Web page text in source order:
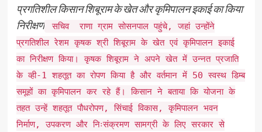
प्रगतिशील किसान शिबूराम के खेत और कृमिपालन इकाई का किया
निरीक्षण
सचिव राणा ग्राम सोसनपाल पहुंचे, जहां उन्होंने
प्रगतिशील रेशम कृषक श्री शिबूराम के खेत एवं कृमिपालन इकाई
का निरीक्षण किया। कृषक शिबूराम ने अपने खेत में उन्नत प्रजाति
के व्ही-1 शहतूत का रोपण किया है और वर्तमान में 50 स्वस्थ डिम्ब
समूहों का कृमिपालन कर रहे हैं। किसान ने बताया कि योजना के
तहत उन्हें शहतूत पौधरोपण, सिंचाई विकास, कृमिपालन भवन
निर्माण, उपकरण और निःसंक्रमण सामग्री के लिए सरकार से